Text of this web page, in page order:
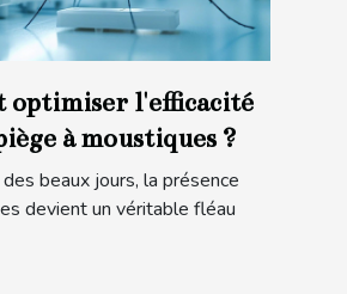
optimiser l'efficacité
à moustiques ?
beaux jours, la présence
devient un véritable fléau